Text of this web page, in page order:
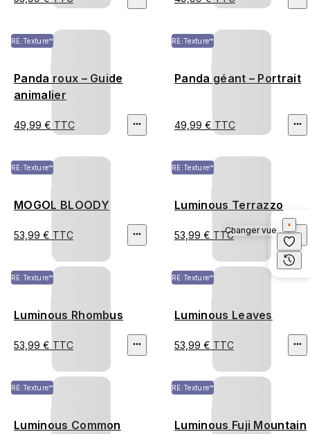
RE:Texture™
Panda roux – Guide
animalier
49,99 € TTC
RE:Texture™
Panda géant – Portrait
49,99 € TTC
RE:Texture™
MOGOL BLOODY
53,99 € TTC
RE:Texture™
Luminous Terrazzo
53,99 € TTC
RE:Texture™
Luminous Rhombus
53,99 € TTC
RE:Texture™
Luminous Leaves
53,99 € TTC
RE:Texture™
Luminous Common
RE:Texture™
Luminous Fuji Mountain
Changer vue